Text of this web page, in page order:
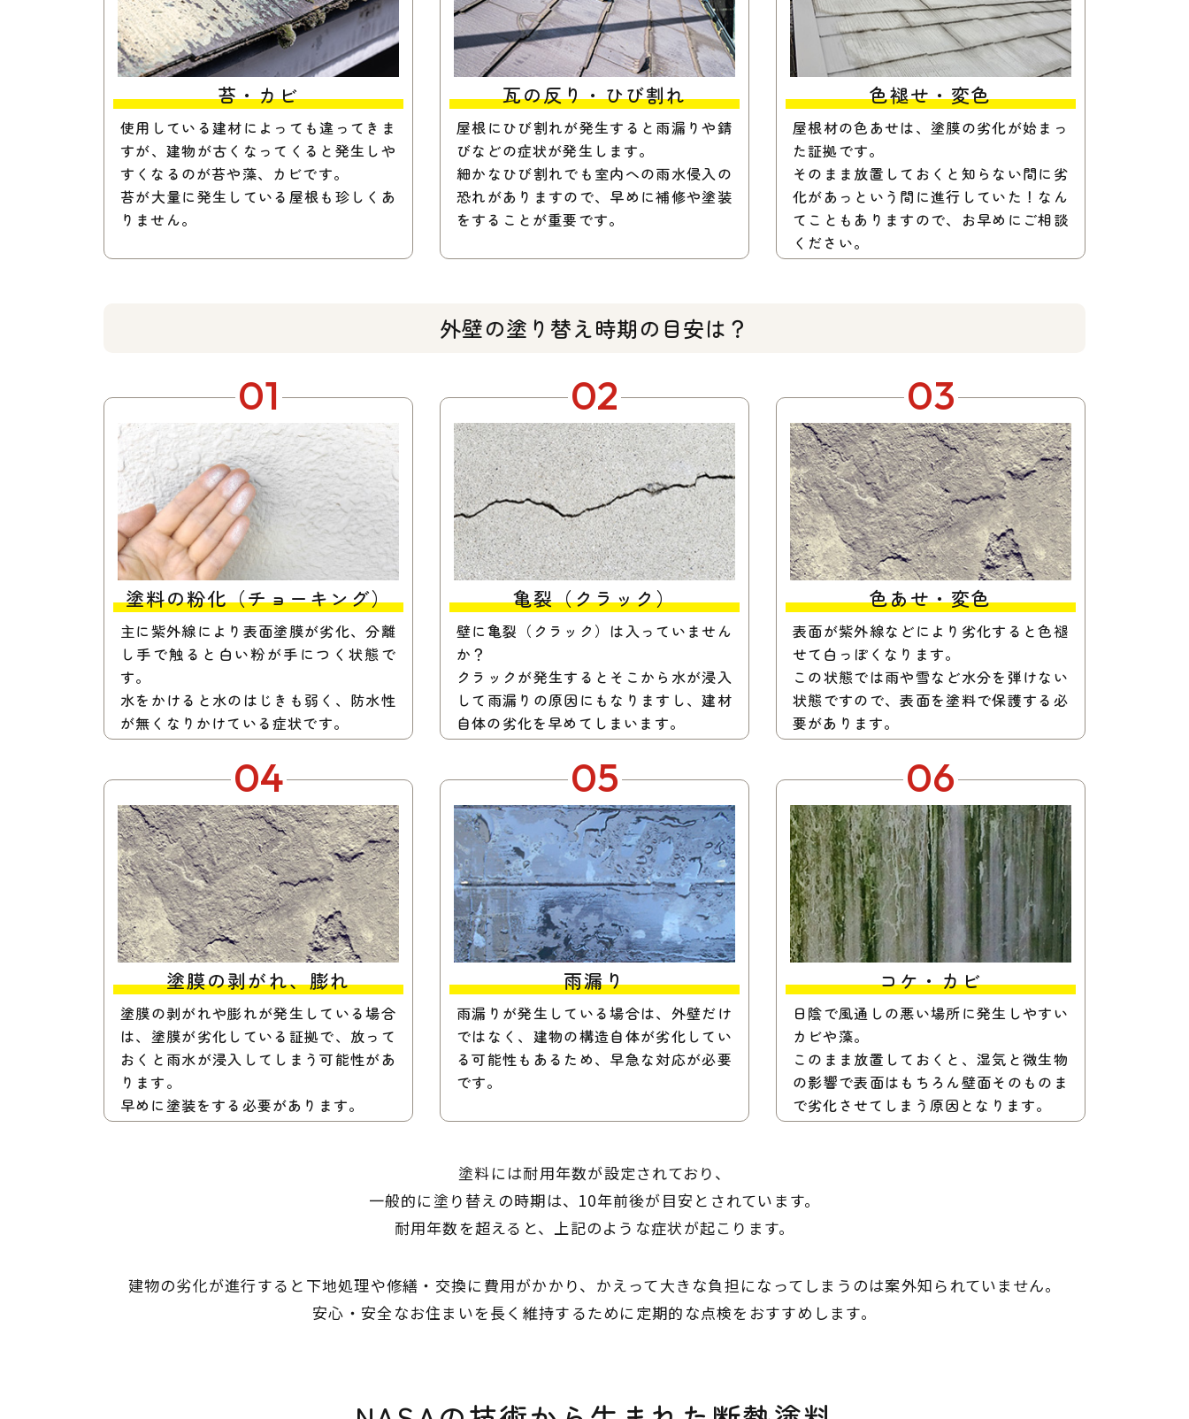
苔・カビ
使用している建材によっても違ってきま
すが、建物が古くなってくると発生しや
すくなるのが苔や藻、カビです。
苔が大量に発生している屋根も珍しくあ
りません。
瓦の反り・ひび割れ
屋根にひび割れが発生すると雨漏りや錆
びなどの症状が発生します。
細かなひび割れでも室内への雨水侵入の
恐れがありますので、早めに補修や塗装
をすることが重要です。
色褪せ・変色
屋根材の色あせは、塗膜の劣化が始まっ
た証拠です。
そのまま放置しておくと知らない間に劣
化があっという間に進行していた！なん
てこともありますので、お早めにご相談
ください。
外壁の塗り替え時期の目安は？
01
塗料の粉化​​​​​​​（チョーキング）
主に紫外線により表面塗膜が劣化、分離
し手で触ると白い粉が手につく状態で
す。
水をかけると水のはじきも弱く、防水性
が無くなりかけている症状です。
02
亀裂（クラック）
壁に亀裂（クラック）は入っていません
か？
クラックが発生するとそこから水が浸入
して雨漏りの原因にもなりますし、建材
自体の劣化を早めてしまいます。
03
色あせ・変色
表面が紫外線などにより劣化すると色褪
せて白っぽくなります。
この状態では雨や雪など水分を弾けない
状態ですので、表面を塗料で保護する必
要があります。
04
塗膜の剥がれ、膨れ
塗膜の剥がれや膨れが発生している場合
は、塗膜が劣化している証拠で、放って
おくと雨水が浸入してしまう可能性があ
ります。
早めに塗装をする必要があります。
05
雨漏り
雨漏りが発生している場合は、外壁だけ
ではなく、建物の構造自体が劣化してい
る可能性もあるため、早急な対応が必要
です。
06
コケ・カビ
日陰で風通しの悪い場所に発生しやすい
カビや藻。
このまま放置しておくと、湿気と微生物
の影響で表面はもちろん壁面そのものま
で劣化させてしまう原因となります。
塗料には耐用年数が設定されており、
一般的に塗り替えの時期は、10年前後が目安とされています。
耐用年数を超えると、上記のような症状が起こります。
建物の劣化が進行すると下地処理や修繕・交換に費用がかかり、 ​​​​​​​かえって大きな負担になってしまうのは案外知られていません。
安心・安全なお住まいを長く維持するために定期的な点検をおすすめします。